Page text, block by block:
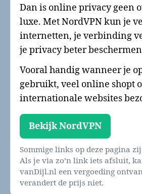
Dan is online privacy geen
luxe. Met NordVPN kun je
internetten, je verbinding
je privacy beter
Vooral handig wanneer je
gebruikt, veel online shopt
internationale websites
Bekijk NordVPN
Sommige links op deze pagina
Als je via zo’n link iets afsluit,
vanDijl.nl een vergoeding
verandert de prijs niet.